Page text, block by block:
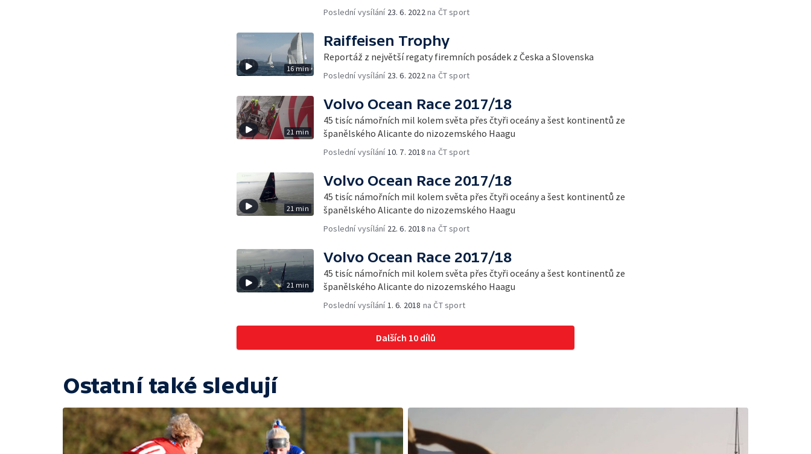
Poslední vysílání 23. 6. 2022 na ČT sport
16 min
Raiffeisen Trophy
Reportáž z největší regaty firemních posádek z Česka a Slovenska
Poslední vysílání 23. 6. 2022 na ČT sport
21 min
Volvo Ocean Race 2017/18
45 tisíc námořních mil kolem světa přes čtyři oceány a šest kontinentů ze
španělského Alicante do nizozemského Haagu
Poslední vysílání 10. 7. 2018 na ČT sport
21 min
Volvo Ocean Race 2017/18
45 tisíc námořních mil kolem světa přes čtyři oceány a šest kontinentů ze
španělského Alicante do nizozemského Haagu
Poslední vysílání 22. 6. 2018 na ČT sport
21 min
Volvo Ocean Race 2017/18
45 tisíc námořních mil kolem světa přes čtyři oceány a šest kontinentů ze
španělského Alicante do nizozemského Haagu
Poslední vysílání 1. 6. 2018 na ČT sport
Dalších 10 dílů
Ostatní také sledují